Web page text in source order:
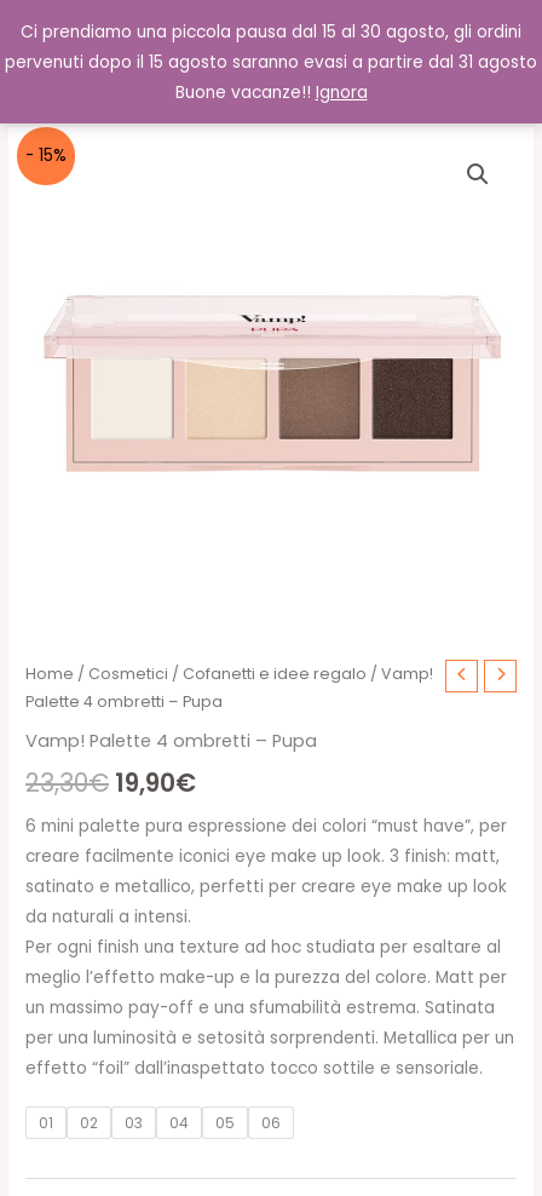
Ci prendiamo una piccola pausa dal 15 al 30 agosto, gli ordini
pervenuti dopo il 15 agosto saranno evasi a partire dal 31 agosto
Buone vacanze!! Ignora
contenuto
0,00€ Cerca
- 15%
Home / Cosmetici / Cofanetti e idee regalo / Vamp!
Palette 4 ombretti – Pupa
Vamp! Palette 4 ombretti – Pupa
23,30€ Il
prezzo
originale
era:
23,30€.
19,90€Il
prezzo
attuale
19,90€.
6 mini palette pura espressione dei colori “must have”, per
creare facilmente iconici eye make up look. 3 finish: matt,
satinato e metallico, perfetti per creare eye make up look
da naturali a intensi.
Per ogni finish una texture ad hoc studiata per esaltare al
meglio l’effetto make-up e la purezza del colore. Matt per
un massimo pay-off e una sfumabilità estrema. Satinata
per una luminosità e setosità sorprendenti. Metallica per un
effetto “foil” dall’inaspettato tocco sottile e sensoriale.
01 02 03 04 05 06